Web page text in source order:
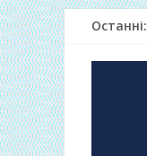
Останні: